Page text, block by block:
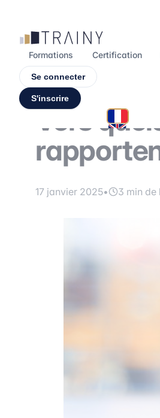
Formations Certification
Se connecter
S'inscrire
Vers
17 janvier 2025• 3 min de